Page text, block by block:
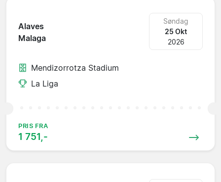
Alaves
Malaga
Søndag
25 Okt
2026
Mendizorrotza Stadium
La Liga
PRIS FRA
1 751,-